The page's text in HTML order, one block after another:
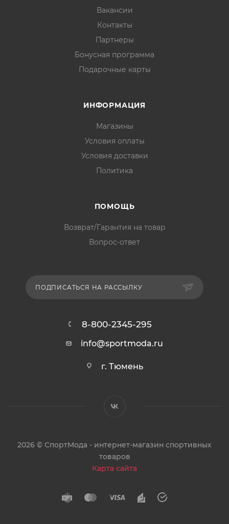
Вакансии
Контакты
Партнеры
Бонусная программа
Подарочные карты
ИНФОРМАЦИЯ
Магазины
Условия оплаты
Условия доставки
Политика
ПОМОЩЬ
Возврат/Гарантия на товар
Вопрос-ответ
ПОДПИСАТЬСЯ НА РАССЫЛКУ
8-800-2345-295
info@sportmoda.ru
г. Тюмень
2026 © СпортМода - интернет-магазин спортивных
товаров
Карта сайта